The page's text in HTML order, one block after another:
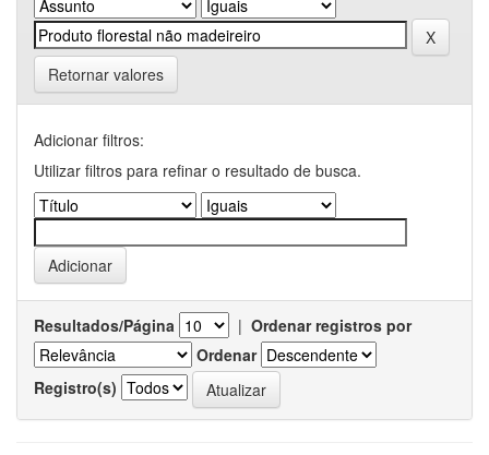
Retornar valores
Adicionar filtros:
Utilizar filtros para refinar o resultado de busca.
Resultados/Página | Ordenar registros por
Ordenar
Registro(s)